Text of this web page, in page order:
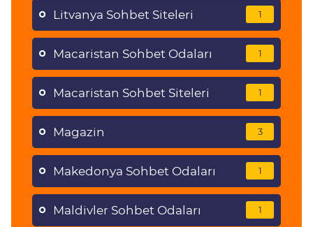
Litvanya Sohbet Siteleri 1
Macaristan Sohbet Odaları 1
Macaristan Sohbet Siteleri 1
Magazin 3
Makedonya Sohbet Odaları 1
Maldivler Sohbet Odaları 1